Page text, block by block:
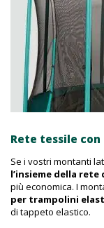
Rete tessile
Se i vostri montanti
l’insieme della
più economica. I
per trampolini
di tappeto elastico.